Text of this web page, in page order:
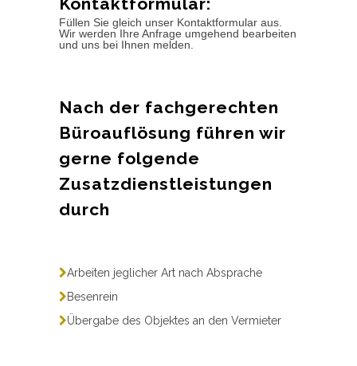
Füllen Sie gleich unser Kontaktformular aus.
Wir werden Ihre Anfrage umgehend bearbeiten
und uns bei Ihnen melden.
Nach der fachgerechten
Büroauflösung führen wir
gerne folgende
Zusatzdienstleistungen
durch
Arbeiten jeglicher Art nach Absprache
Besenrein
Übergabe des Objektes an den Vermieter